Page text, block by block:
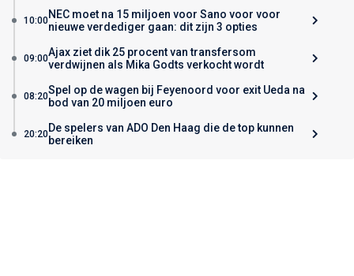
10:00NEC moet na 15 miljoen voor Sano voor voor
nieuwe verdediger gaan: dit zijn 3 opties
09:00Ajax ziet dik 25 procent van transfersom
verdwijnen als Mika Godts verkocht wordt
08:20Spel op de wagen bij Feyenoord voor exit Ueda na
bod van 20 miljoen euro
20:20De spelers van ADO Den Haag die de top kunnen
bereiken